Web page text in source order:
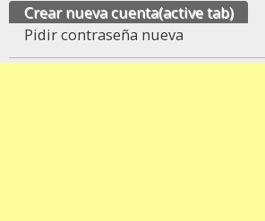
Crear nueva cuenta(active tab)
Pidir contraseña nueva